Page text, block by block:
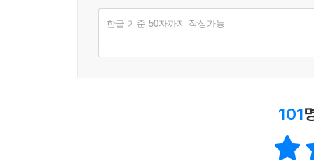
한글 기준 50자까지 작성가능
101